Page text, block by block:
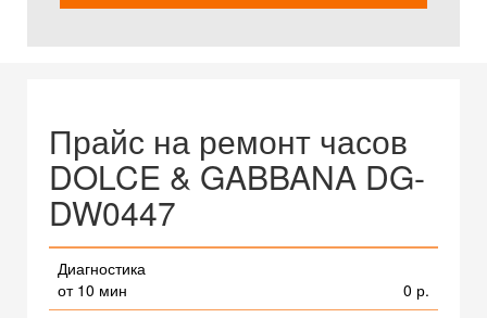
Прайс на ремонт часов
DOLCE & GABBANA DG-
DW0447
Диагностика
от 10 мин
0 р.